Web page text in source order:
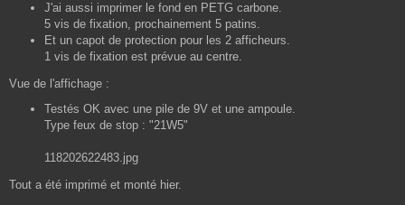
J'ai aussi imprimer le fond en PETG carbone.
5 vis de fixation, prochainement 5 patins.
Et un capot de protection pour les 2 afficheurs.
1 vis de fixation est prévue au centre.
Vue de l'affichage :
Testés OK avec une pile de 9V et une ampoule.
Type feux de stop : "21W5"
118202622483.jpg
Tout a été imprimé et monté hier.